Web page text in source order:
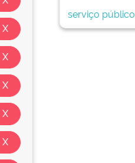
serviço público